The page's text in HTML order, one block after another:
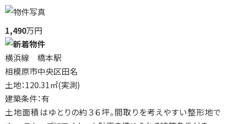
1,490万円
横浜線 橋本駅
相模原市中央区田名
土地：120.31㎡(実測)
建築条件：有
土地面積はゆとりの約３６坪。間取りを考えやすい整形地で